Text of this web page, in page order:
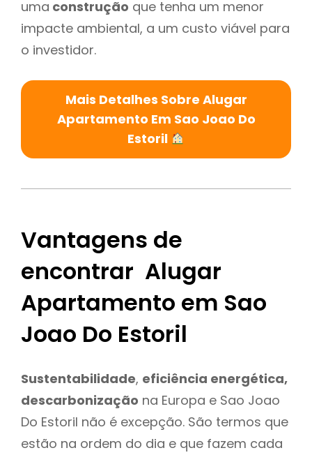
uma construção que tenha um menor
impacte ambiental, a um custo viável para
o investidor.
Mais Detalhes Sobre Alugar
Apartamento Em Sao Joao Do
Estoril
Vantagens de
encontrar Alugar
Apartamento em Sao
Joao Do Estoril
Sustentabilidade, eficiência energética,
descarbonização na Europa e Sao Joao
Do Estoril não é excepção. São termos que
estão na ordem do dia e que fazem cada